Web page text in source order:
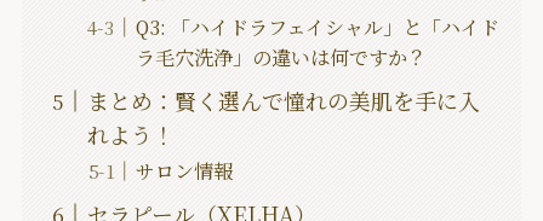
Q3: 「ハイドラフェイシャル」と「ハイド
ラ毛穴洗浄」の違いは何ですか？
まとめ：賢く選んで憧れの美肌を手に入
れよう！
サロン情報
セラピール（XELHA）